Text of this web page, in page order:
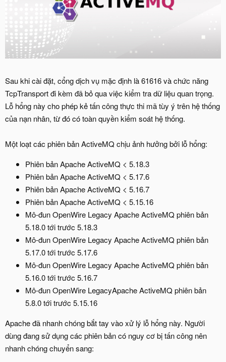
Sau khi cài đặt, cổng dịch vụ mặc định là 61616 và chức năng
TcpTransport đi kèm đã bỏ qua việc kiểm tra dữ liệu quan trọng.
Lỗ hổng này cho phép kẻ tấn công thực thi mã tùy ý trên hệ thống
của nạn nhân, từ đó có toàn quyền kiểm soát hệ thống.
Một loạt các phiên bản ActiveMQ chịu ảnh hưởng bởi lỗ hổng:
Phiên bản Apache ActiveMQ < 5.18.3
Phiên bản Apache ActiveMQ < 5.17.6
Phiên bản Apache ActiveMQ < 5.16.7
Phiên bản Apache ActiveMQ < 5.15.16
Mô-đun OpenWire Legacy Apache ActiveMQ phiên bản
5.18.0 tới trước 5.18.3
Mô-đun OpenWire Legacy Apache ActiveMQ phiên bản
5.17.0 tới trước 5.17.6
Mô-đun OpenWire Legacy Apache ActiveMQ phiên bản
5.16.0 tới trước 5.16.7
Mô-đun OpenWire LegacyApache ActiveMQ phiên bản
5.8.0 tới trước 5.15.16
Apache đã nhanh chóng bắt tay vào xử lý lỗ hổng này. Người
dùng đang sử dụng các phiên bản có nguy cơ bị tấn công nên
nhanh chóng chuyển sang: